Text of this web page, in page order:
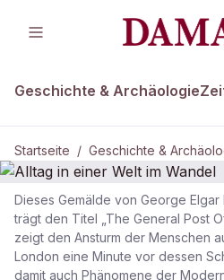
Geschichte & Archäologie
Startseite / Geschichte &
GESCHICHTE & ARCHÄOLOGIE
Alltag in einer Welt
Dieses Gemälde von George
trägt den Titel „The General Post
zeigt den Ansturm der Menschen
London eine Minute vor dessen
damit auch Phänomene der